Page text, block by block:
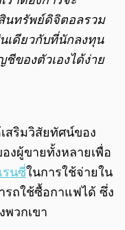
นทรัพย์ดิจิตอลรวม
เดียวกับที่นักลงทุน
ของตัวเองได้ง่าย
สริมวิสัยทัศน์ของ
งผู้ขายทั้งหลายเพื่อ
รนซี่ในการใช้จ่ายใน
รถใช้ซื้อกาแฟได้ ซึ่ง
พวกเขา